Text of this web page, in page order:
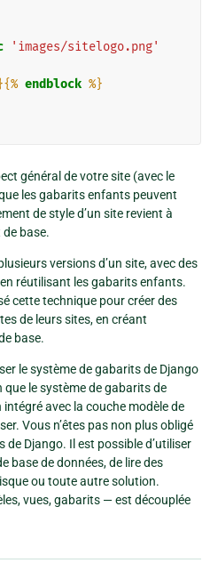
'images/sitelogo.png'
endblock %}
général de votre site (avec le
les gabarits enfants peuvent
de style d’un site revient à
base.
versions d’un site, avec des
réutilisant les gabarits enfants.
cette technique pour créer des
de leurs sites, en créant
base.
le système de gabarits de Django
le système de gabarits de
avec la couche modèle de
Vous n’êtes pas non plus obligé
de Django. Il est possible d’utiliser
base de données, de lire des
ou toute autre solution.
vues, gabarits — est découplée